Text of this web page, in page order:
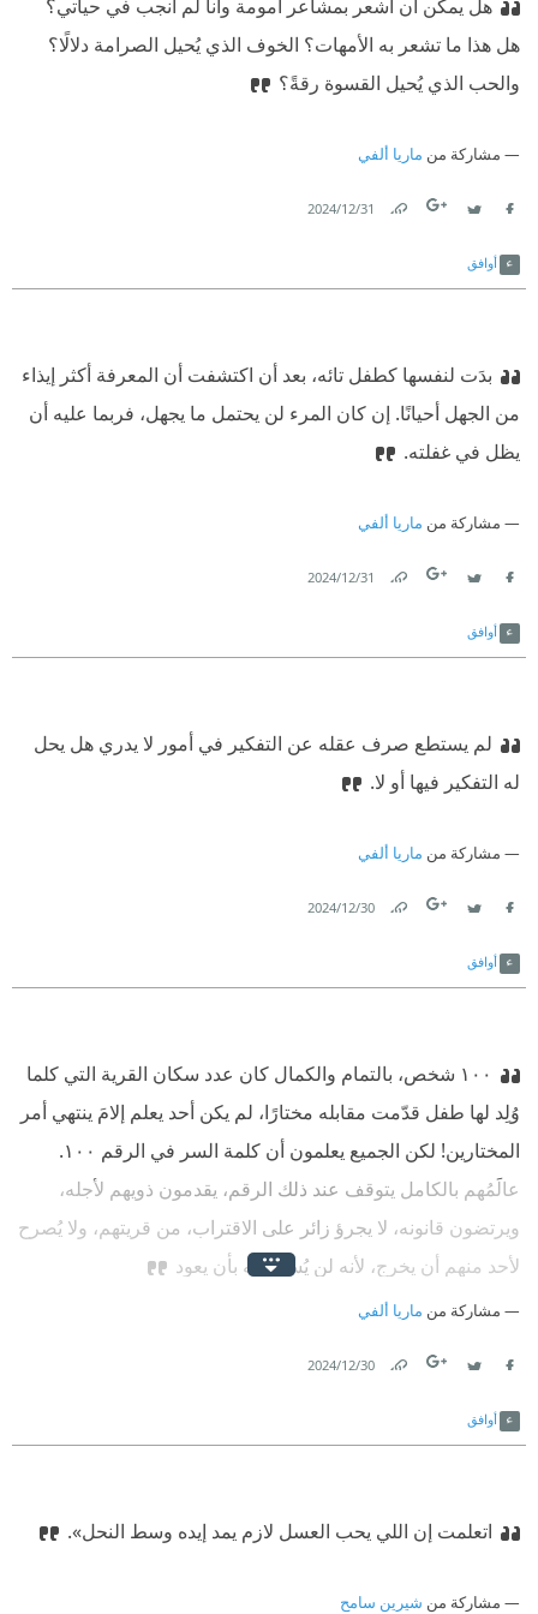
هل يمكن أن أشعر بمشاعر أمومة وأنا لم أنجب في حياتي؟
هل هذا ما تشعر به الأمهات؟ الخوف الذي يُحيل الصرامة دلالًا؟
والحب الذي يُحيل القسوة رقةً؟
مشاركة من ماريا ألفي
31‏/12‏/2024
أوافق
بدَت لنفسها كطفل تائه، بعد أن اكتشفت أن المعرفة أكثر إيذاء
من الجهل أحيانًا. إن كان المرء لن يحتمل ما يجهل، فربما عليه أن
يظل في غفلته.
مشاركة من ماريا ألفي
31‏/12‏/2024
أوافق
لم يستطع صرف عقله عن التفكير في أمور لا يدري هل يحل
له التفكير فيها أو لا.
مشاركة من ماريا ألفي
30‏/12‏/2024
أوافق
١٠٠ شخص، بالتمام والكمال كان عدد سكان القرية التي كلما
وُلِد لها طفل قدّمت مقابله مختارًا، لم يكن أحد يعلم إلامَ ينتهي أمر
المختارين! لكن الجميع يعلمون أن كلمة السر في الرقم ١٠٠.
عالَمُهم بالكامل يتوقف عند ذلك الرقم، يقدمون ذويهم لأجله،
ويرتضون قانونه، لا يجرؤ زائر على الاقتراب، من قريتهم، ولا يُصرح
لأحد منهم أن يخرج، لأنه لن يُسمح له بأن يعود
مشاركة من ماريا ألفي
30‏/12‏/2024
أوافق
اتعلمت إن اللي يحب العسل لازم يمد إيده وسط النحل».
مشاركة من شيرين سامح